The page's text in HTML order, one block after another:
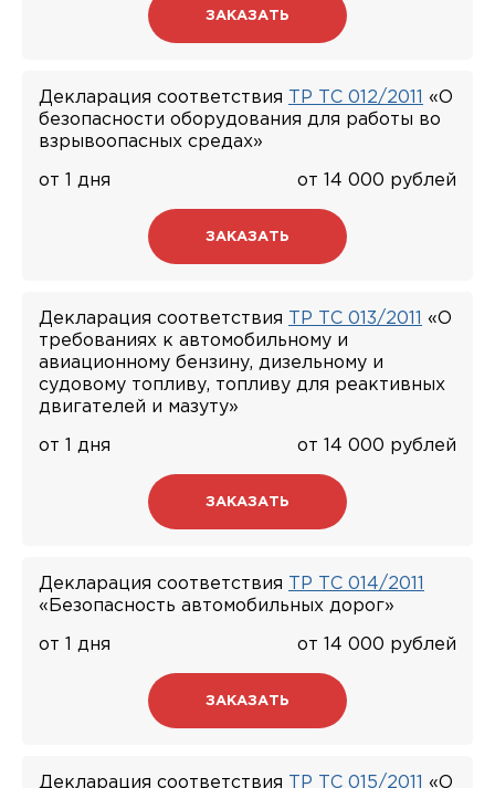
ЗАКАЗАТЬ
Декларация соответствия ТР ТС 012/2011
«О
безопасности оборудования для работы во
взрывоопасных средах»
от 1 дня от 14 000 рублей
ЗАКАЗАТЬ
Декларация соответствия ТР ТС 013/2011
«О
требованиях к автомобильному и
авиационному бензину, дизельному и
судовому топливу, топливу для реактивных
двигателей и мазуту»
от 1 дня от 14 000 рублей
ЗАКАЗАТЬ
Декларация соответствия
ТР ТС 014/2011
«Безопасность автомобильных дорог»
от 1 дня от 14 000 рублей
ЗАКАЗАТЬ
Декларация соответствия ТР ТС 015/2011 «О